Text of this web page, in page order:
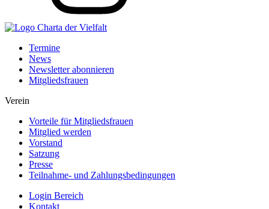
Termine
News
Newsletter abonnieren
Mitgliedsfrauen
Verein
Vorteile für Mitgliedsfrauen
Mitglied werden
Vorstand
Satzung
Presse
Teilnahme- und Zahlungsbedingungen
Login Bereich
Kontakt